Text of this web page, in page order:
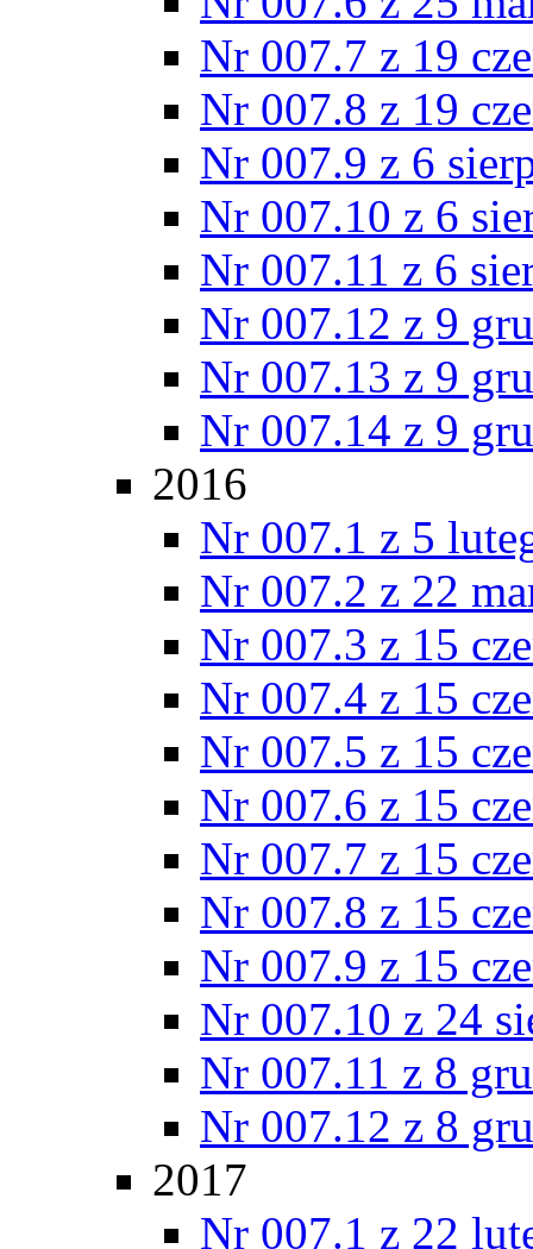
Nr 007.7 z 19
Nr 007.8 z 19
Nr 007.9 z 6
Nr 007.10 z 6
Nr 007.11 z 6
Nr 007.12 z 9
Nr 007.13 z 9
Nr 007.14 z 9
2016
Nr 007.1 z 5
Nr 007.2 z 22
Nr 007.3 z 15
Nr 007.4 z 15
Nr 007.5 z 15
Nr 007.6 z 15
Nr 007.7 z 15
Nr 007.8 z 15
Nr 007.9 z 15
Nr 007.10 z 24
Nr 007.11 z 8
Nr 007.12 z 8
2017
Nr 007.1 z 22